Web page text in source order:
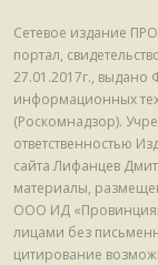
Сетевое издание
портал,
27.01.2017г., выдано
информационных
(Роскомнадзор).
ответственностью
сайта Лифанцев
материалы,
ООО ИД
лицами без
цитирование